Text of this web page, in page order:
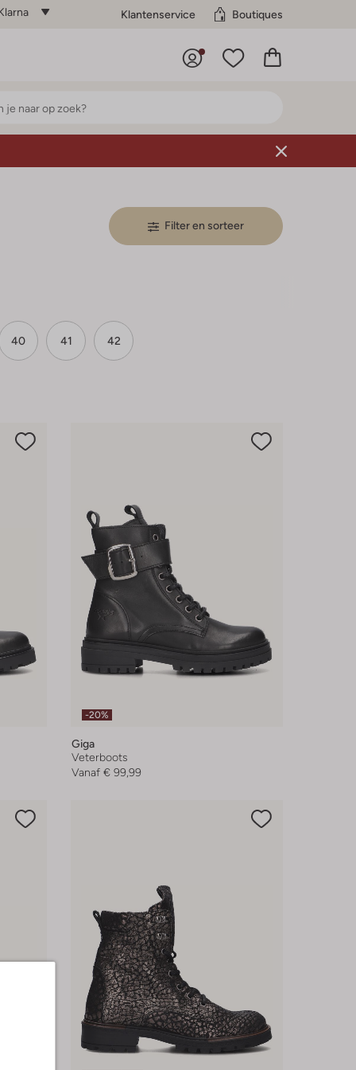
Klantenservice Boutiques
Filter en sorteer
40 41 42
-20%
Giga
Veterboots
Vanaf € 99,99